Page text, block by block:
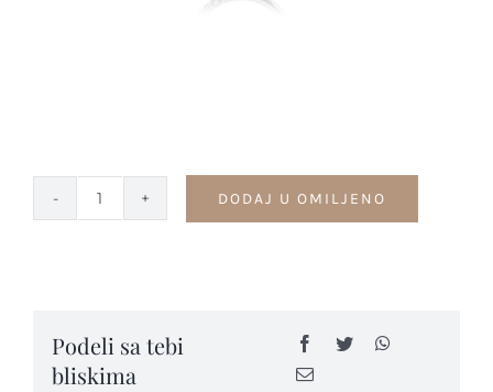
Privesci
DODAJ U OMILJENO
Podeli sa tebi
bliskima